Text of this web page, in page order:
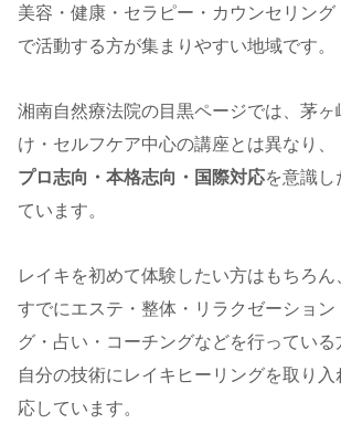
美容・健康・セラピー・カウンセリン
で活動する方が集まりやすい地域です。
湘南自然療法院の目黒ページでは、茅ヶ
け・セルフケア中心の講座とは異なり、
プロ志向・本格志向・国際対応を意識し
ています。
レイキを初めて体験したい方はもちろん
すでにエステ・整体・リラクゼーション
グ・占い・コーチングなどを行っている
自分の技術にレイキヒーリングを取り
応しています。